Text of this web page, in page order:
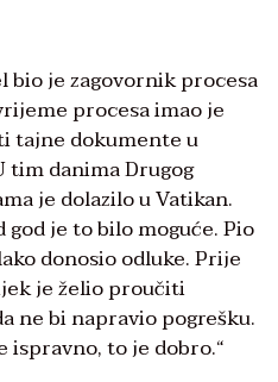
bio je zagovornik procesa
procesa imao je
tajne dokumente u
tim danima Drugog
je dolazilo u Vatikan.
god je to bilo moguće. Pio
donosio odluke. Prije
je želio proučiti
ne bi napravio pogrešku.
ispravno, to je dobro.“